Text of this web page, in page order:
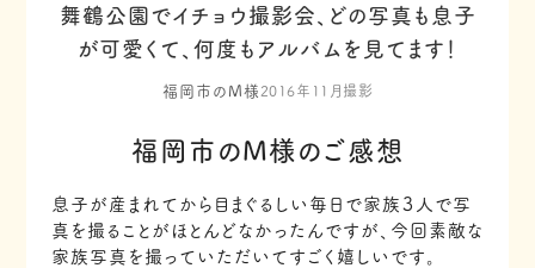
舞鶴公園でイチョウ撮影会、どの写真も息子
が可愛くて、何度もアルバムを見てます！
福岡市のM様 2016年11月撮影
福岡市のM様のご感想
息子が産まれてから目まぐるしい毎日で家族３人で写
真を撮ることがほとんどなかったんですが、今回素敵な
家族写真を撮っていただいてすごく嬉しいです。